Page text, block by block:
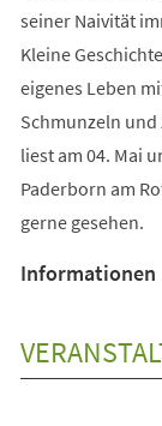
seiner Naivität
Kleine
eigenes Leben
Schmunzeln
liest am 04. Mai
Paderborn am
gerne gesehen.
Informationen